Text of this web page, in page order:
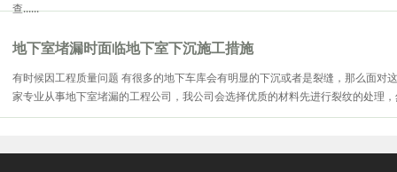
查......
地下室堵漏时面临地下室下沉施工措施
有时候因工程质量问题 有很多的地下车库会有明显的下沉或者是裂缝，那么面对
家专业从事地下室堵漏的工程公司，我公司会选择优质的材料先进行裂纹的处理